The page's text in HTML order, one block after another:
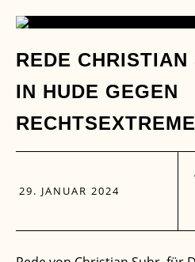
29
JAN.
REDE CHRISTIAN
IN HUDE GEGEN
29. JANUAR 2024